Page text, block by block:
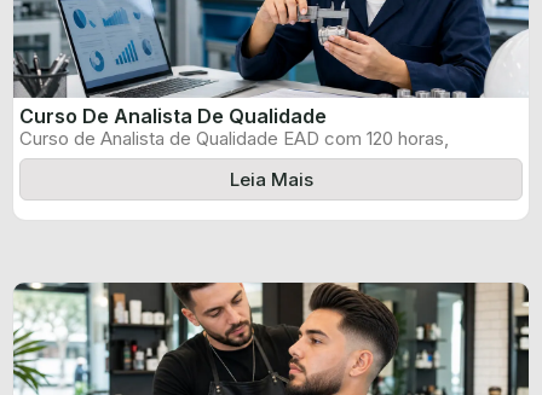
Curso De Analista De Qualidade
Curso de Analista de Qualidade EAD com 120 horas,
certificado informado pelo produtor ...
Leia Mais